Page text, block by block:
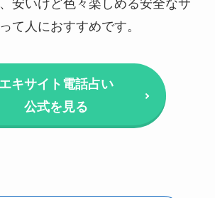
安いけど色々楽しめる安全なサ
て人におすすめです。
エキサイト電話占い
公式を見る